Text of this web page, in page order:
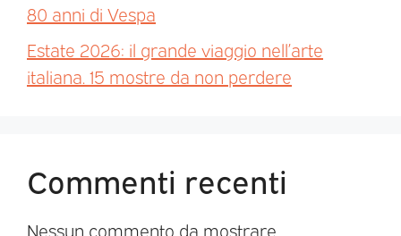
80 anni di Vespa
Estate 2026: il grande viaggio nell’arte
italiana. 15 mostre da non perdere
Commenti recenti
Nessun commento da mostrare.